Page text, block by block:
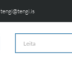
tengi@tengi.is